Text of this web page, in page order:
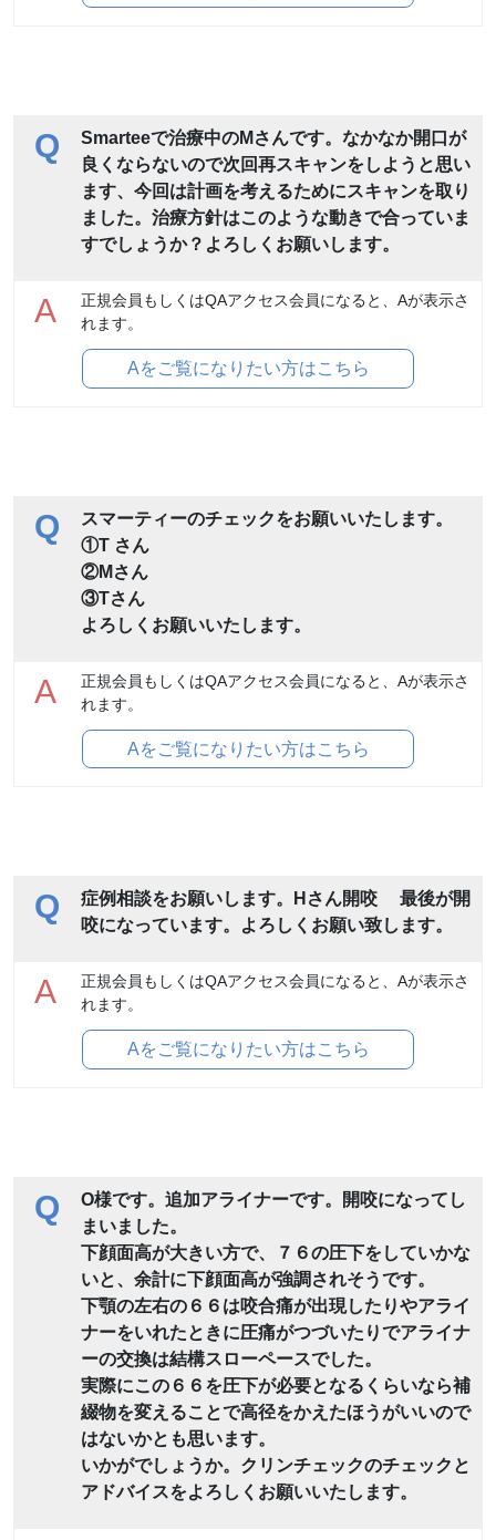
Q
Smarteeで治療中のMさんです。なかなか開口が
良くならないので次回再スキャンをしようと思い
ます、今回は計画を考えるためにスキャンを取り
ました。治療方針はこのような動きで合っていま
すでしょうか？よろしくお願いします。
A
正規会員もしくはQAアクセス会員になると、Aが表示さ
れます。
Aをご覧になりたい方はこちら
Q
スマーティーのチェックをお願いいたします。
①T さん
②Mさん
③Tさん
よろしくお願いいたします。
A
正規会員もしくはQAアクセス会員になると、Aが表示さ
れます。
Aをご覧になりたい方はこちら
Q
症例相談をお願いします。Hさん開咬 最後が開
咬になっています。よろしくお願い致します。
A
正規会員もしくはQAアクセス会員になると、Aが表示さ
れます。
Aをご覧になりたい方はこちら
Q
O様です。追加アライナーです。開咬になってし
まいました。
下顔面高が大きい方で、７６の圧下をしていかな
いと、余計に下顔面高が強調されそうです。
下顎の左右の６６は咬合痛が出現したりやアライ
ナーをいれたときに圧痛がつづいたりでアライナ
ーの交換は結構スローペースでした。
実際にこの６６を圧下が必要となるくらいなら補
綴物を変えることで高径をかえたほうがいいので
はないかとも思います。
いかがでしょうか。クリンチェックのチェックと
アドバイスをよろしくお願いいたします。